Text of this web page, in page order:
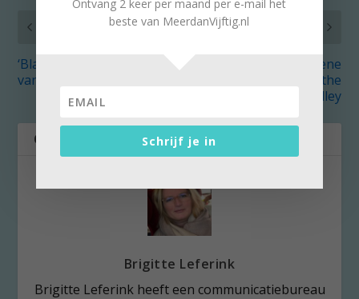
‘Black Space’ voor wie
van spanning houdt
Wonen in groene
wolkenkrabbers: the
Valley
OVER DE AUTEUR
Brigitte Leferink
Brigitte Leferink heeft een communicatiebureau
Ontvang 2 keer per maand per e-mail het
beste van MeerdanVijftig.nl
Schrijf je in